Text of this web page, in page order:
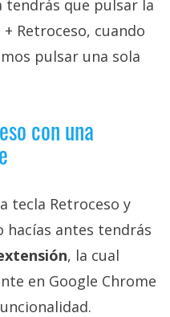
tendrás que pulsar la
Retroceso, cuando
pulsar una sola
con una
tecla Retroceso y
hacías antes tendrás
, la cual
en Google Chrome